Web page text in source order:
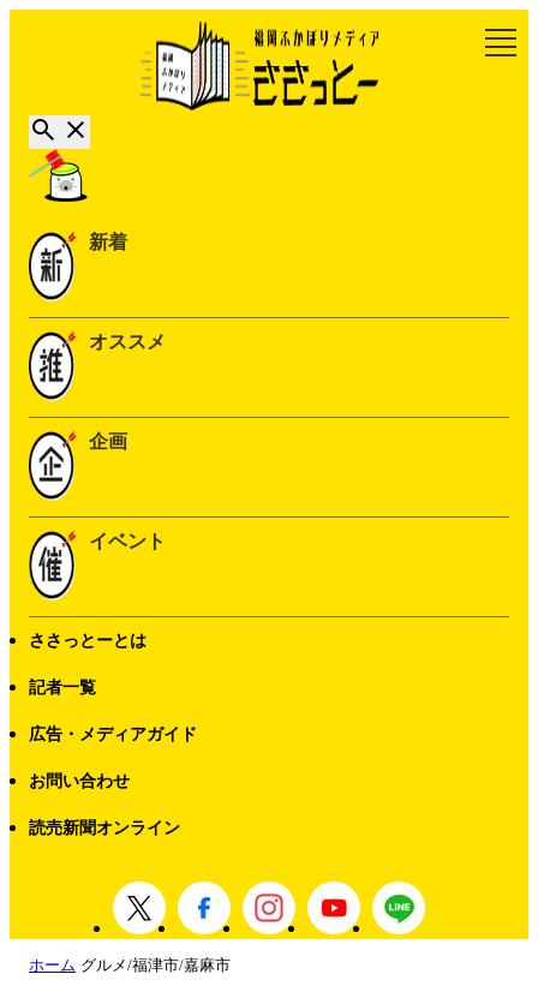
新着
オススメ
企画
イベント
ささっとーとは
記者一覧
広告・メディアガイド
お問い合わせ
読売新聞オンライン
ホーム グルメ/福津市/嘉麻市